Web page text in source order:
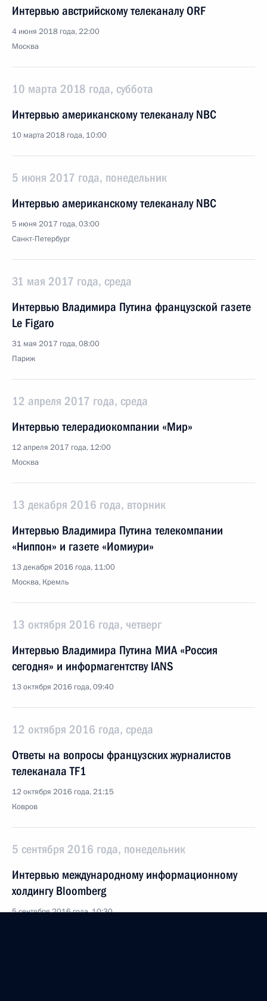
Интервью австрийскому телеканалу ORF
4 июня 2018 года, 22:00
Москва
10 марта 2018 года, суббота
Интервью американскому телеканалу NBC
10 марта 2018 года, 10:00
5 июня 2017 года, понедельник
Интервью американскому телеканалу NBC
5 июня 2017 года, 03:00
Санкт-Петербург
31 мая 2017 года, среда
Интервью Владимира Путина французской газете
Le Figaro
31 мая 2017 года, 08:00
Париж
12 апреля 2017 года, среда
Интервью телерадиокомпании «Мир»
12 апреля 2017 года, 12:00
Москва
13 декабря 2016 года, вторник
Интервью Владимира Путина телекомпании
«Ниппон» и газете «Иомиури»
13 декабря 2016 года, 11:00
Москва, Кремль
13 октября 2016 года, четверг
Интервью Владимира Путина МИА «Россия
сегодня» и информагентству IANS
13 октября 2016 года, 09:40
12 октября 2016 года, среда
Ответы на вопросы французских журналистов
телеканала TF1
12 октября 2016 года, 21:15
Ковров
5 сентября 2016 года, понедельник
Интервью международному информационному
холдингу Bloomberg
5 сентября 2016 года, 10:30